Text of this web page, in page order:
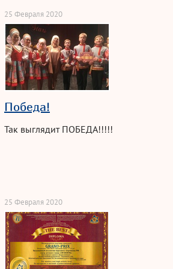
25 Февраля 2020
Победа!
Так выглядит ПОБЕДА!!!!!
25 Февраля 2020